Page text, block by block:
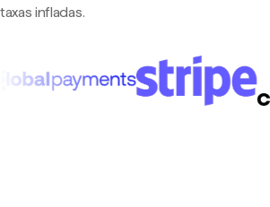
taxas infladas.